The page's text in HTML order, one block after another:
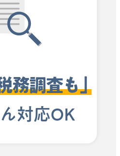
務調査も」
対応OK